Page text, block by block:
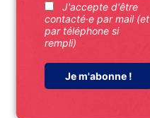
J'accepte d'être
contacté·e par mail (et
par téléphone si
rempli)